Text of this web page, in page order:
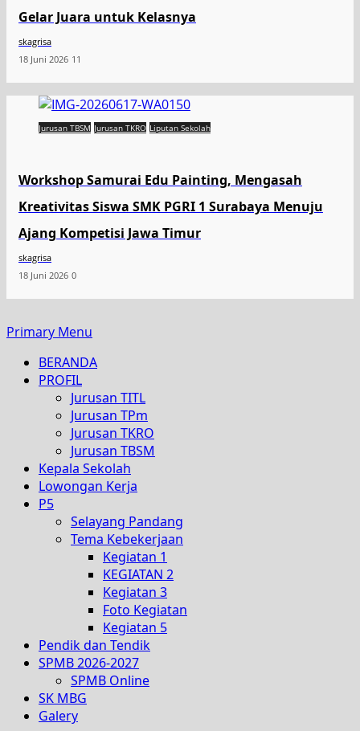
Gelar Juara untuk Kelasnya
skagrisa
18 Juni 2026 11
Jurusan TBSM Jurusan TKRO Liputan Sekolah
Workshop Samurai Edu Painting, Mengasah
Kreativitas Siswa SMK PGRI 1 Surabaya Menuju
Ajang Kompetisi Jawa Timur
skagrisa
18 Juni 2026 0
Primary Menu
BERANDA
PROFIL
Jurusan TITL
Jurusan TPm
Jurusan TKRO
Jurusan TBSM
Kepala Sekolah
Lowongan Kerja
P5
Selayang Pandang
Tema Kebekerjaan
Kegiatan 1
KEGIATAN 2
Kegiatan 3
Foto Kegiatan
Kegiatan 5
Pendik dan Tendik
SPMB 2026-2027
SPMB Online
SK MBG
Galery